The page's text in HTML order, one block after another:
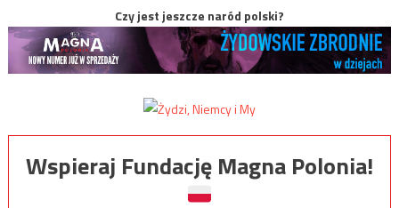
Czy jest jeszcze naród polski?
Wspieraj Fundację Magna Polonia!